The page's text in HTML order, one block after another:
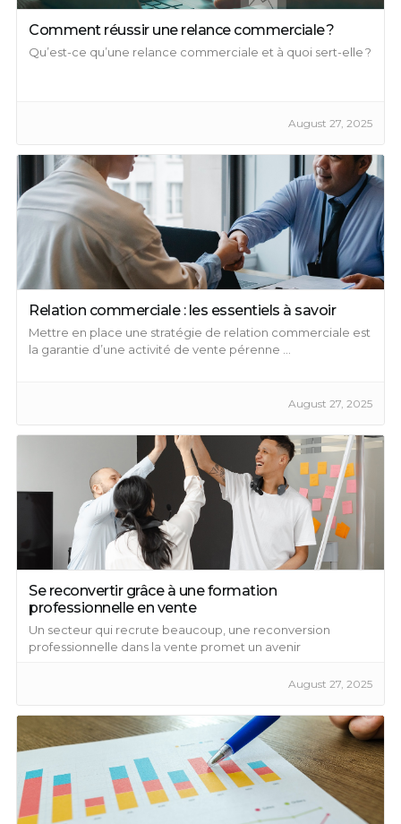
Comment réussir une relance commerciale ?
Qu’est-ce qu’une relance commerciale et à quoi sert-elle ?
August 27, 2025
Relation commerciale : les essentiels à savoir
Mettre en place une stratégie de relation commerciale est
la garantie d’une activité de vente pérenne ...
August 27, 2025
Se reconvertir grâce à une formation
professionnelle en vente
Un secteur qui recrute beaucoup, une reconversion
professionnelle dans la vente promet un avenir
August 27, 2025